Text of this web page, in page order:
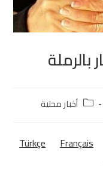
أخبار محلية
Türkçe
Français